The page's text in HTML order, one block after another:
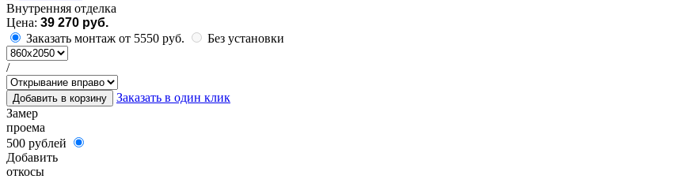
Внутренняя отделка
Цена: 39 270 руб.
Заказать монтаж от 5550 руб.
Без установки
/
Добавить в корзину
Заказать в один клик
Замер
проема
500 рублей
Добавить
откосы